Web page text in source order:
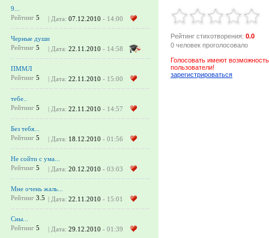
9...
Рейтинг 5 | Дата: 07.12.2010 - 14:00
Черные души
Рейтинг 5 | Дата: 22.11.2010 - 14:58
ПММЛ
Рейтинг 5 | Дата: 22.11.2010 - 15:00
тебе..
Рейтинг 5 | Дата: 22.11.2010 - 14:57
Без тебя...
Рейтинг 5 | Дата: 18.12.2010 - 01:56
Не сойти с ума...
Рейтинг 5 | Дата: 20.12.2010 - 03:03
Мне очень жаль...
Рейтинг 3.5 | Дата: 22.11.2010 - 15:01
Сны...
Рейтинг 5 | Дата: 29.12.2010 - 01:39
Рейтинг стихотворения: 0.0
0 человек проголосовало
Голосовать имеют
пользователи!
зарегистрироваться